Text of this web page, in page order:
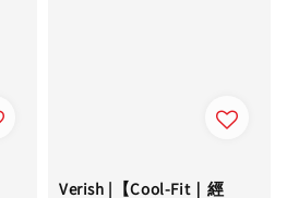
Verish |【Cool-Fit｜經